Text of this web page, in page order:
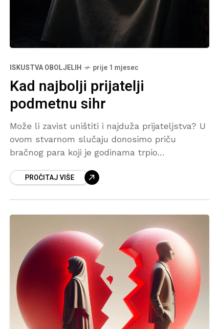
ISKUSTVA OBOLJELIH prije 1 mjesec
Kad najbolji prijatelji
podmetnu sihr
Može li zavist uništiti i najduža prijateljstva? U
ovom stvarnom slučaju donosimo priču
bračnog para koji je godinama trpio
koji su dobili tokom rukje potpuno ih je
PROČITAJ VIŠE